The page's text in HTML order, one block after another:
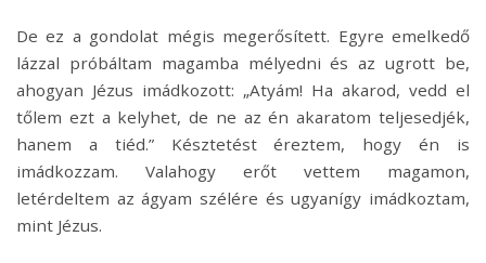
De ez a gondolat mégis megerősített. Egyre emelkedő
lázzal próbáltam magamba mélyedni és az ugrott be,
ahogyan Jézus imádkozott: „Atyám! Ha akarod, vedd el
tőlem ezt a kelyhet, de ne az én akaratom teljesedjék,
hanem a tiéd.” Késztetést éreztem, hogy én is
imádkozzam. Valahogy erőt vettem magamon,
letérdeltem az ágyam szélére és ugyanígy imádkoztam,
mint Jézus.